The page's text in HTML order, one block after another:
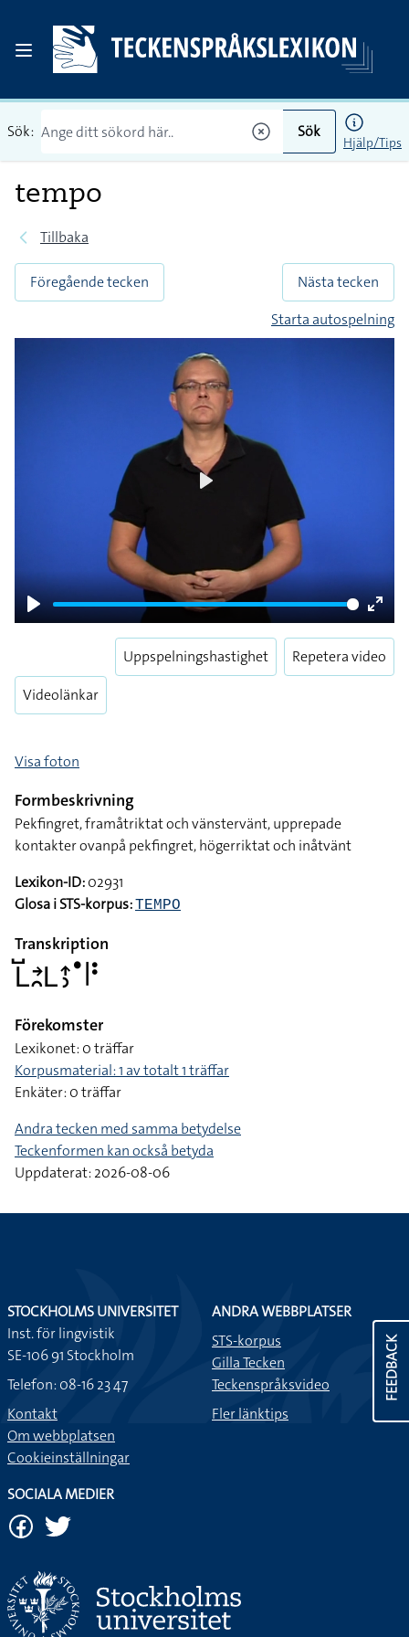
Sök: Sök
Hjälp/Tips
tempo
Tillbaka
Föregående tecken
Nästa tecken
Starta autospelning
Play
Enter
Videolänkar
Uppspelningshastighet Repetera video
Visa foton
Formbeskrivning
Pekfingret, framåtriktat och vänstervänt, upprepade
kontakter ovanpå pekfingret, högerriktat och inåtvänt
Lexikon-ID:02931
Glosa i STS-korpus:TEMPO
Transkription
􌥈􌤹􌥔􌥘􌥈􌤴􌤶􌤟􌥼􌥻
Förekomster
Lexikonet: 0 träffar
Korpusmaterial: 1 av totalt 1 träffar
Enkäter: 0 träffar
Andra tecken med samma betydelse
Teckenformen kan också betyda
Uppdaterat: 2026-08-06
FEEDBACK
STOCKHOLMS UNIVERSITET
Inst. för lingvistik
SE-106 91 Stockholm
Telefon: 08-16 23 47
Kontakt
Om webbplatsen
Cookieinställningar
ANDRA WEBBPLATSER
STS-korpus
Gilla Tecken
Teckenspråksvideo
Fler länktips
SOCIALA MEDIER